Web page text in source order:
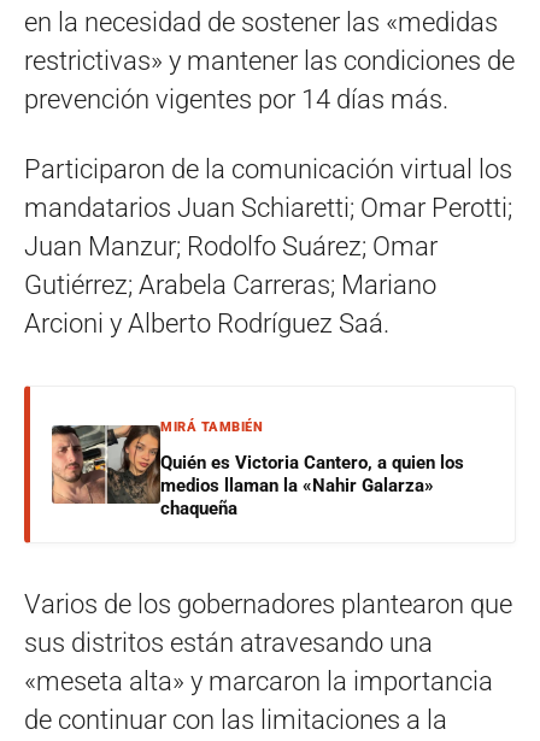
en la necesidad de sostener las «medidas
restrictivas» y mantener las condiciones de
prevención vigentes por 14 días más.
Participaron de la comunicación virtual los
mandatarios Juan Schiaretti; Omar Perotti;
Juan Manzur; Rodolfo Suárez; Omar
Gutiérrez; Arabela Carreras; Mariano
Arcioni y Alberto Rodríguez Saá.
MIRÁ TAMBIÉN
Quién es Victoria Cantero, a quien los
medios llaman la «Nahir Galarza»
chaqueña
Varios de los gobernadores plantearon que
sus distritos están atravesando una
«meseta alta» y marcaron la importancia
de continuar con las limitaciones a la